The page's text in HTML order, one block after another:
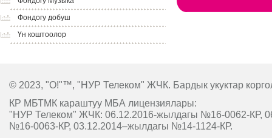
Фондогу добуш
Үн коштоолор
© 2023, "O!"™, "НУР Телеком" ЖЧК. Бардык укуктар
КР МБТМК караштуу МБА лицензиялары:
"НУР Телеком" ЖЧК: 06.12.2016-жылдагы №16-0062-КР,
№16-0063-КР, 03.12.2014–жылдагы №14-1124-КР.